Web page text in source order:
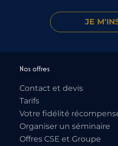
Nos offres
Contact et devis
Tarifs
Votre fidélité
Organiser un séminaire
Offres CSE et Groupe